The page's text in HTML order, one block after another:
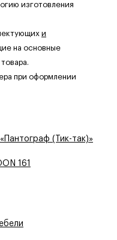
изготовления
и
на основные
при оформлении
(Тик-так)»
161